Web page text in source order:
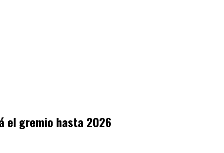
el gremio hasta 2026